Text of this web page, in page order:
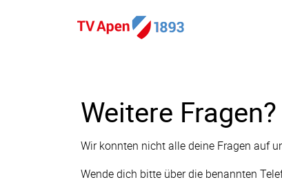
Weitere Fragen?
Wir konnten nicht alle deine Fragen auf
Wende dich bitte über die benannten